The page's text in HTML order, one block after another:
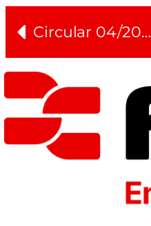
Circular 04/2025